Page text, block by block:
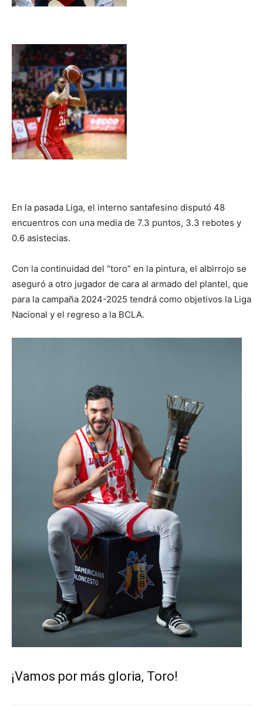
En la pasada Liga, el interno santafesino disputó 48
encuentros con una media de 7.3 puntos, 3.3 rebotes y
0.6 asistecias.
Con la continuidad del “toro” en la pintura, el albirrojo se
aseguró a otro jugador de cara al armado del plantel, que
para la campaña 2024-2025 tendrá como objetivos la Liga
Nacional y el regreso a la BCLA.
¡Vamos por más gloria, Toro!